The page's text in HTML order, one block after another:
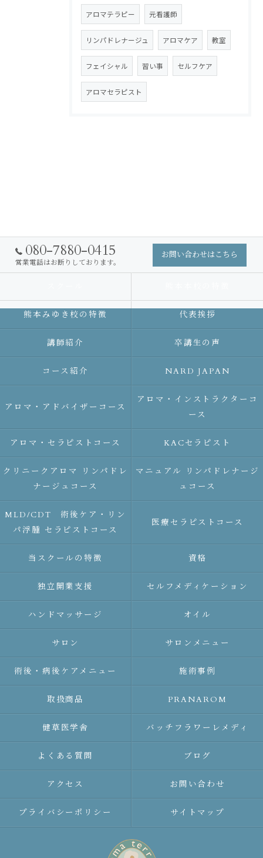
アロマテラピー 元看護師
リンパドレナージュ アロマケア 教室
フェイシャル 習い事 セルフケア
アロマセラピスト
080-7880-0415
営業電話はお断りしております。
お問い合わせはこちら
熊本みゆき校の特徴 代表挨拶
講師紹介 卒講生の声
コース紹介 NARD JAPAN
アロマ・アドバイザーコース
アロマ・インストラクターコ
ース
アロマ・セラピストコース KACセラピスト
クリニークアロマ リンパドレ
ナージュコース
マニュアル リンパドレナージ
ュコース
MLD/CDT 術後ケア・リン
パ浮腫 セラピストコース
医療セラピストコース
当スクールの特徴 資格
独立開業支援 セルフメディケーション
ハンドマッサージ オイル
サロン サロンメニュー
術後・病後ケアメニュー 施術事例
取扱商品 PRANAROM
健草医学舎 バッチフラワーレメディ
よくある質問 ブログ
アクセス お問い合わせ
プライバシーポリシー サイトマップ